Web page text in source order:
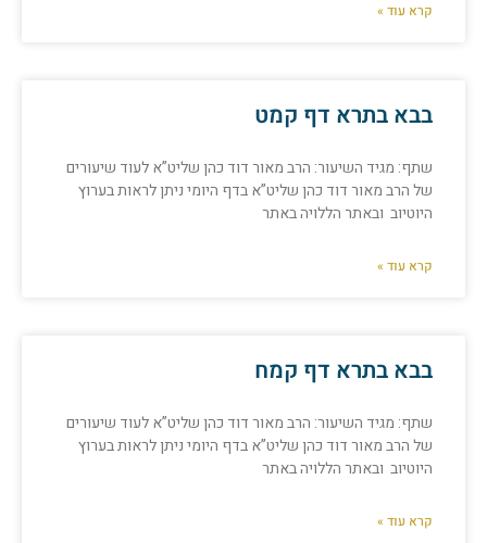
קרא עוד »
בבא בתרא דף קמט
שתף: מגיד השיעור: הרב מאור דוד כהן שליט”א לעוד שיעורים
של הרב מאור דוד כהן שליט”א בדף היומי ניתן לראות בערוץ
היוטיוב ובאתר הללויה באתר
קרא עוד »
בבא בתרא דף קמח
שתף: מגיד השיעור: הרב מאור דוד כהן שליט”א לעוד שיעורים
של הרב מאור דוד כהן שליט”א בדף היומי ניתן לראות בערוץ
היוטיוב ובאתר הללויה באתר
קרא עוד »